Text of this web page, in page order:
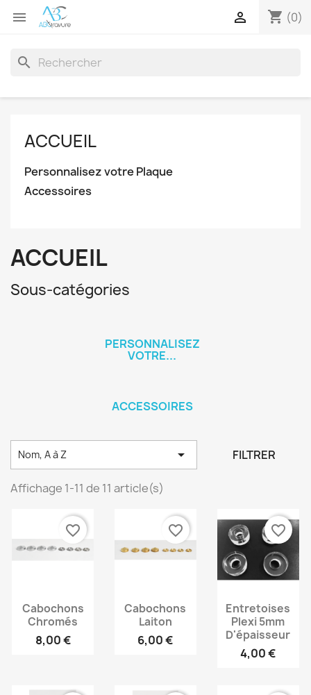
 shopping_cart (0)

search
ACCUEIL
Personnalisez votre Plaque
Accessoires
ACCUEIL
Sous-catégories
PERSONNALISEZ
VOTRE...
ACCESSOIRES
Nom, A à Z  FILTRER
Affichage 1-11 de 11 article(s)
Cabochons
Chromés
8,00 €
favorite_border
Cabochons
Laiton
6,00 €
favorite_border
Entretoises
Plexi 5mm
D'épaisseur
4,00 €
favorite_border